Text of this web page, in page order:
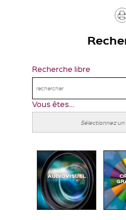
Recherche libre
Vous êtes...
AUDIOVISUEL